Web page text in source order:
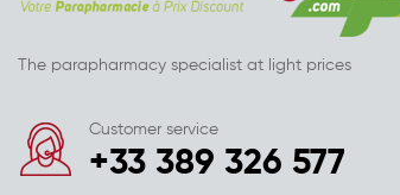
The parapharmacy specialist at light prices
Customer service
+33 389 326 577